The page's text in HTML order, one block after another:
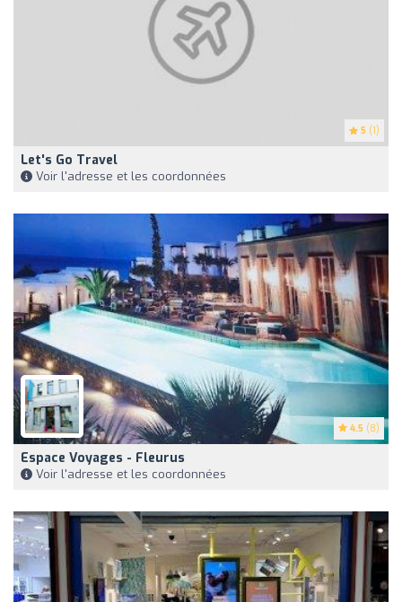
5 (1)
Let's Go Travel
Voir l'adresse et les coordonnées
4.5 (8)
Espace Voyages - Fleurus
Voir l'adresse et les coordonnées